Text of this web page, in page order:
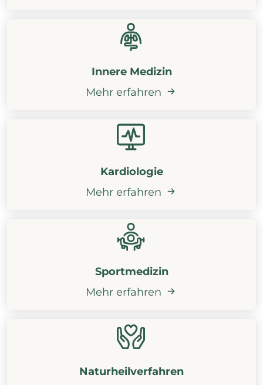
Innere Medizin
Mehr erfahren
Kardiologie
Mehr erfahren
Sportmedizin
Mehr erfahren
Naturheilverfahren